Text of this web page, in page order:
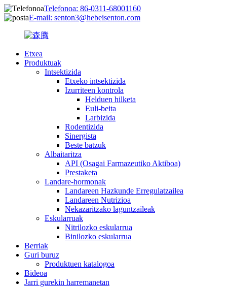
Telefonoa: 86-0311-68001160
E-mail: senton3@hebeisenton.com
Etxea
Produktuak
Intsektizida
Etxeko intsektizida
Izurriteen kontrola
Helduen hilketa
Euli-beita
Larbizida
Rodentizida
Sinergista
Beste batzuk
Albaitaritza
API (Osagai Farmazeutiko Aktiboa)
Prestaketa
Landare-hormonak
Landareen Hazkunde Erregulatzailea
Landareen Nutrizioa
Nekazaritzako laguntzaileak
Eskularruak
Nitrilozko eskularrua
Binilozko eskularrua
Berriak
Guri buruz
Produktuen katalogoa
Bideoa
Jarri gurekin harremanetan